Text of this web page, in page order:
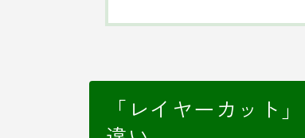
「レイヤーカット